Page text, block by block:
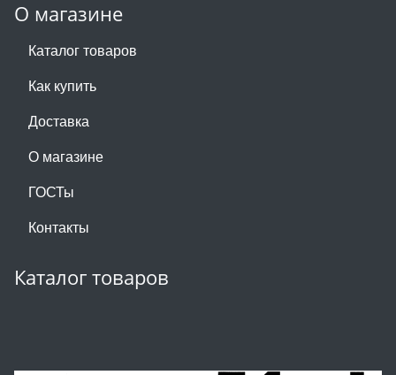
О магазине
Каталог товаров
Как купить
Доставка
О магазине
ГОСТы
Контакты
Каталог товаров